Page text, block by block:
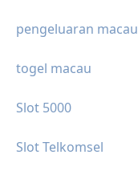
pengeluaran macau
togel macau
Slot 5000
Slot Telkomsel